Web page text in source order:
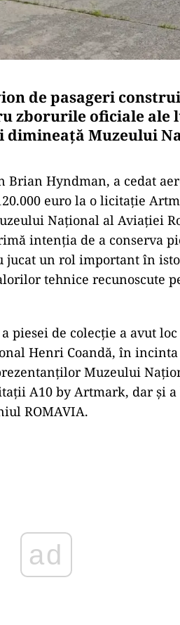
de pasageri
zborurile oficiale ale
dimineață Muzeului
Hyndman, a cedat
euro la o licitație
Naţional al Aviaţiei
intenția de a conserva
jucat un rol important în
tehnice recunoscute
piesei de colecție a avut loc
Henri Coandă, în incinta
Muzeului
A10 by Artmark, dar și
ROMAVIA.